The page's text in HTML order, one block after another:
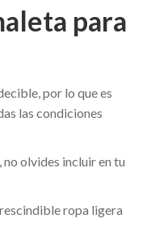
para
por lo que es
las condiciones
no olvides incluir en tu
ropa ligera